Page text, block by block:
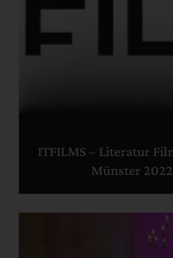
ITFILMS – Literatur
Münster 2022